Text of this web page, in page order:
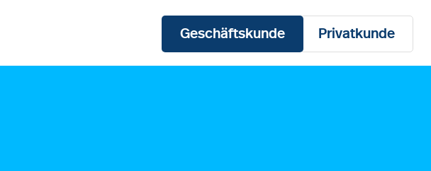
Geschäftskunde Privatkunde